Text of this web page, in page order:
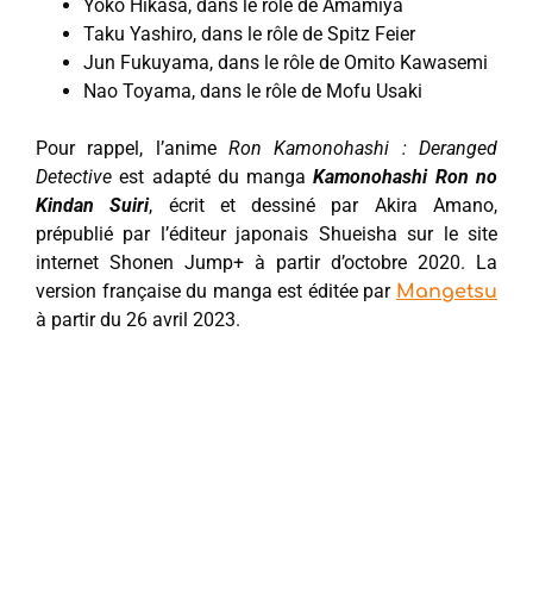
Yoko Hikasa, dans le rôle de Amamiya
Taku Yashiro, dans le rôle de Spitz Feier
Jun Fukuyama, dans le rôle de Omito Kawasemi
Nao Toyama, dans le rôle de Mofu Usaki
Pour rappel, l’anime Ron Kamonohashi : Deranged
Detective est adapté du mangaKamonohashi Ron no
Kindan Suiri, écrit et dessiné par Akira Amano,
prépublié par l’éditeur japonais Shueisha sur le site
internet Shonen Jump+ à partir d’octobre 2020. La
version française du manga est éditée par Mangetsu
à partir du 26 avril 2023.